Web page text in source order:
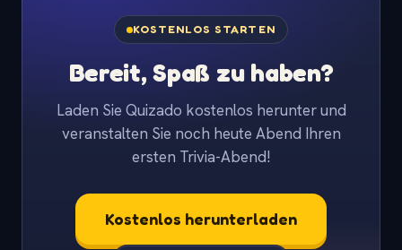
KOSTENLOS STARTEN
Bereit, Spaß zu haben?
Laden Sie Quizado kostenlos herunter und
veranstalten Sie noch heute Abend Ihren
ersten Trivia-Abend!
Kostenlos herunterladen